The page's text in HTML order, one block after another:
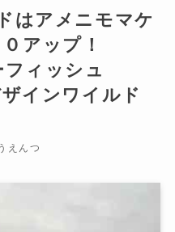
はアメニモマケ
アップ！
ィッシュ
インワイルド
えんつ